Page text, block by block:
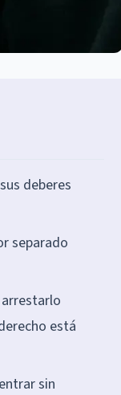
deberes
separado
está
sin